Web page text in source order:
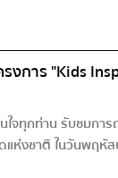
งการ "Kids
ทุกท่าน รับชมการ
แห่งชาติ ในวันพฤ